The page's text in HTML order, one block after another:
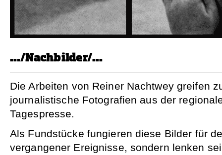
…/Nachbilder/…
Die Arbeiten von Reiner Nachtwey greifen
journalistische Fotografien aus der
Tagespresse.
Als Fundstücke fungieren diese Bilder für
vergangener Ereignisse, sondern lenken